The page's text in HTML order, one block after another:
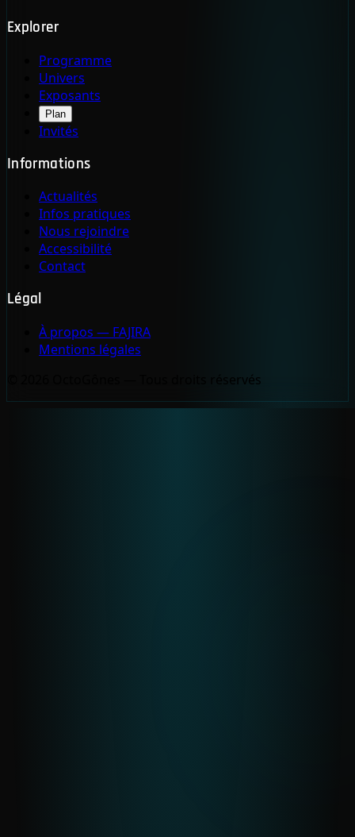
Explorer
Programme
Univers
Exposants
Plan
Invités
Informations
Actualités
Infos pratiques
Nous rejoindre
Accessibilité
Contact
Légal
À propos — FAJIRA
Mentions légales
© 2026 OctoGônes — Tous droits réservés